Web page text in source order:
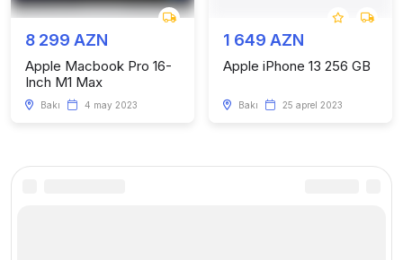
8 299 AZN
Apple Macbook Pro 16-
Inch M1 Max
Bakı 4 may 2023
1 649 AZN
Apple iPhone 13 256 GB
Bakı 25 aprel 2023